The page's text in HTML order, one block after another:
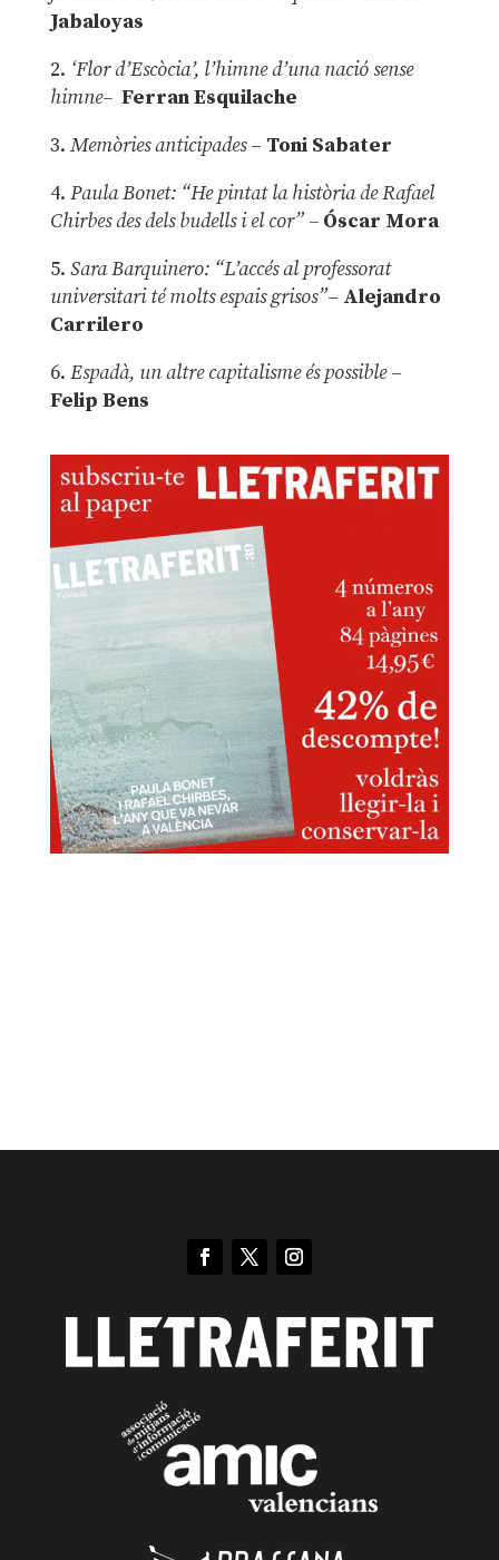
Jabaloyas
2. ‘Flor d’Escòcia’, l’himne d’una nació sense
himne– Ferran Esquilache
3. Memòries anticipades– Toni Sabater
4. Paula Bonet: “He pintat la història de Rafael
Chirbes des dels budells i el cor” –Óscar Mora
5. Sara Barquinero: “L’accés al professorat
universitari té molts espais grisos”– Alejandro
Carrilero
6. Espadà, un altre capitalisme és possible –
Felip Bens